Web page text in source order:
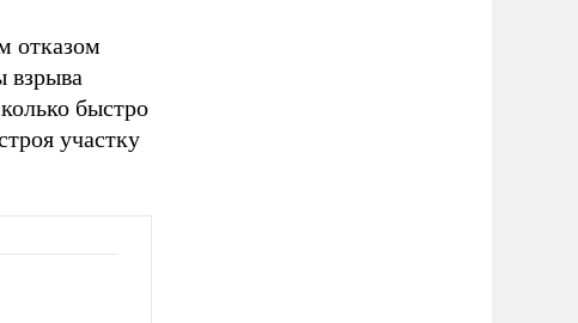
отказом
взрыва
быстро
участку